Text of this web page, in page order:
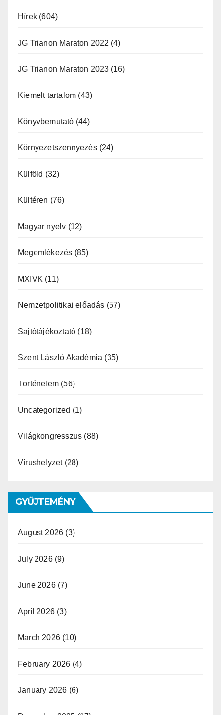
Hírek (604)
JG Trianon Maraton 2022 (4)
JG Trianon Maraton 2023 (16)
Kiemelt tartalom (43)
Könyvbemutató (44)
Környezetszennyezés(24)
Külföld (32)
Kültéren (76)
Magyar nyelv (12)
Megemlékezés (85)
MXIVK (11)
Nemzetpolitikai előadás (57)
Sajtótájékoztató (18)
Szent László Akadémia (35)
Történelem (56)
Uncategorized (1)
Világkongresszus (88)
Vírushelyzet(28)
GYŰJTEMÉNY
August 2026 (3)
July 2026(9)
June 2026(7)
April 2026 (3)
March 2026 (10)
February 2026 (4)
January 2026 (6)